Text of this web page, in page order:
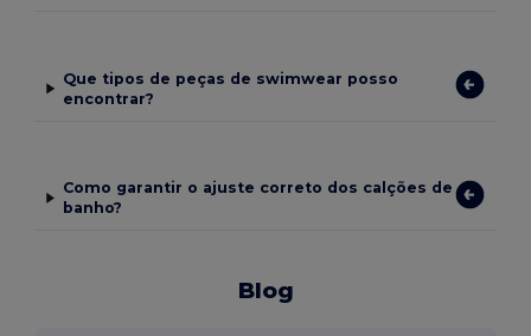
Que tipos de peças de swimwear posso
encontrar?
Como garantir o ajuste correto dos calções de
banho?
Blog